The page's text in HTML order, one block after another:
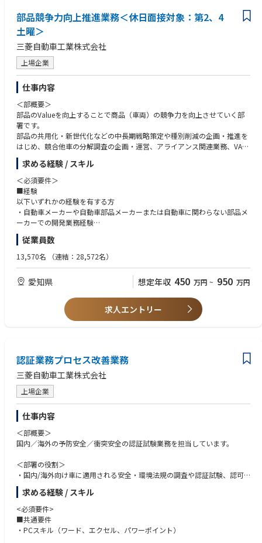
●SDV車に必要な、OTAアップデート、サイバーセキュリティ、電子プラ
ットフォーム、自動運転等の技術開発に関わることができ、最先端の自動
車技術の品質管理活動に貢献できます。
また、既存の枠に捉われない新たな品質の在り方を作り上げていくチャレ
ンジングな環境であり、組織を横断したプロジェクトに携わることができ
ます。
【社員の声】
●20代社員（新卒入社）
目に見えないソフトウェア品質保証領域の企画・運用業務に携わってお
り、日々チームでも知識を蓄えながら楽しく議論を繰り広げております。
年齢関係なく議論ができる環境で、今後の品質保証業務の姿を考えなが
ら、社内外へも大きく貢献できるやりがいのある業務だと実感しておりま
す。
◆Hondaの社風・働き方
・Hondaフィロソフィーとは
https://global.honda/jp/guide/philosophy.html
・仕事も育児も、しなやかに強く。Hondaで輝くワーキングマザー
https://global.honda/jp/career/3.html
・経験者と妻、そして上司が語る、男性の育児休職のススメ
https://global.honda/jp/career/44.html
・仕事と育児の両立実現に向けた軌跡
https://global.honda/jp/career/13.html
●論理的かつ柔軟な考え方で購買課題に取り組める方
●開発系部門や事業部門等、部門を超えたコミュニケーションができる方
●新しいことへ果敢にチャレンジし、困難な状況でも粘り強く解決策を見
出せる方
部品競争力向上推進業務＜休日面接対象：第2、4
土曜＞
三菱自動車工業株式会社
上場企業
仕事内容
＜部概要＞
部品のValueを向上することで商品（車両）の競争力を向上させていく部
署です。
部品の共用化・新世代化などの中長期戦略策定や種別削減の企画・推進を
はじめ、競合他車の分解調査の企画・運営、アライアンス関連業務、VA/V
E活動の取り纏めを担っています。
市場や競合の動向を踏まえながら関係部署と連携し、お客様にとってより
魅力的な商品の実現と競争力向上に取り組んでいます。
＜部署の役割＞
戦略策定及び実行の推進サポート
・競合他車の分解調査活動の企画・推進
・アライアンスに関する各種調整及び取りまとめ
・部品のコスト競争力向上活動の企画・取りまとめ
・経営層や関連部署への提案資料作成、報告業務
開発・購買・生産・デザイン・企画/営業等、関係部署と連携し、戦略策
定部品の選定から策定活動の推進、進捗フォロー、幹部報告の準備等、幅
・進捗管理
・各種会議体の運営および幹部層への報告支援
・各種データ分析に基づく戦略へのデータ提供
・データベースの整備・運用および情報活用推進
・プロセスの標準化検討
＜使用ツール＞
Excel、PowerPoint、Sharepoint
※特別なソフトやツールの使用はありません。
＜やりがい・成長できる点＞
・部品戦略策定・実行の取りまとめを通じて、車両開発の上流段階から競
争力向上に携わることで、開発車の利益拡大、最終的には会社の利益拡大
につながっていくことを実感することができます
・車両開発全体を俯瞰する視点を身に付けることができます
・開発、調達、生産など多様な部門と連携しながら業務を推進できます
・技術的バックグラウンドを活かして成長できる環境があります
求める経験 / スキル
＜必須要件＞
■経験
以下いずれかの経験を有する方
・自動車メーカーや自動車部品メーカーまたは自動車に関わらない部品メ
ーカーでの開発業務経験
・設計、原価企画などの技術系業務経験
■スキル・知識・学歴
・開発・デザイン・購買・生産・企画/営業部門等、部門を超えたコミュ
・AIツールやエクセルを用いた分析能力とそれに基づく提案・調整能力
・高専、大卒以上(機械・電気・電子・情報系の専攻)
・英語でメール、技術文書の読解などの業務が出来るレベル（TOEIC500
・ベンチマーク・競合分析経験
・アライアンス・協業プロジェクト経験
・英語によるコミュニケーション能力
＜求める志向性＞
・自動車部品の価値向上に関心があり、課題意識を持ち、多様な関係者を
巻き込みながら論理的かつ柔軟な考え方で主体的に業務に取り組める方
・技術的な知見を活かしながら、より広い視点で車づくりに携わりたい方
・新たな知識や業務領域にも積極的に挑戦できる方
従業員数
13,570名 （連結：28,572名）
愛知県 想定年収 450 万円 ~ 950 万円
求人エントリー
認証業務プロセス改善業務
三菱自動車工業株式会社
上場企業
仕事内容
＜部概要＞
国内／海外の予防安全／衝突安全の認証試験業務を担当しています。
＜部署の役割＞
・国内/海外向け車に適用される安全・環境法規の調査や認証試験、認可
取得までの認証プロセス全体の合理化・自動化を行います。
・現状の業務分析を行い、プロセスの改善を行います。
＜入社後の担当領域＞
認証プロセス全体に関して上記一連の作業を担当していただきます。
求める経験 / スキル
<必須要件>
■共通要件
・PCスキル（ワード、エクセル、パワーポイント）